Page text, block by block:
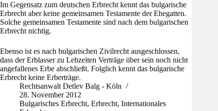
Im Gegensatz zum deutschen Erbrecht kennt das bulgarische
Erbrecht aber keine gemeinsamen Testamente der Ehegatten.
Solche gemeinsamen Testamente sind nach dem bulgarischen
Erbrecht nichtig.
Ebenso ist es nach bulgarischen Zivilrecht ausgeschlossen,
dass der Erblasser zu Lebzeiten Verträge über sein noch nicht
angefallenes Erbe abschließt. Folglich kennt das bulgarische
Erbrecht keine Erberträge.
Rechtsanwalt Detlev Balg - Köln
28. November 2012
Bulgarisches Erbrecht, Erbrecht, Internationales